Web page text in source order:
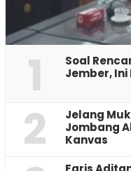
1
‎Soal
Jember,
2
Jelang
Jombang
Kanvas